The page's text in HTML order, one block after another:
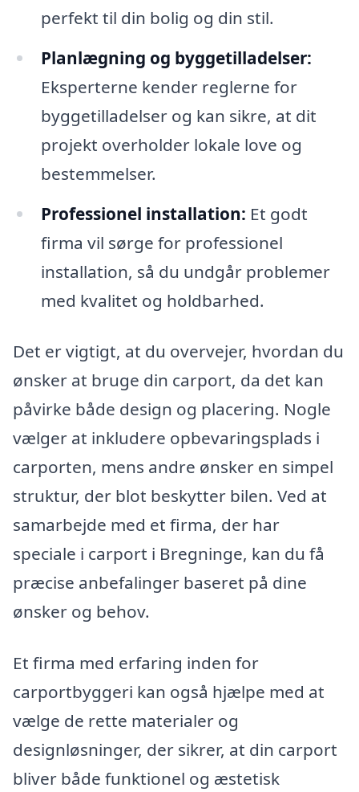
perfekt til din bolig og din stil.
Planlægning og byggetilladelser:
Eksperterne kender reglerne for
byggetilladelser og kan sikre, at dit
projekt overholder lokale love og
bestemmelser.
Professionel installation: Et godt
firma vil sørge for professionel
installation, så du undgår problemer
med kvalitet og holdbarhed.
Det er vigtigt, at du overvejer, hvordan du
ønsker at bruge din carport, da det kan
påvirke både design og placering. Nogle
vælger at inkludere opbevaringsplads i
carporten, mens andre ønsker en simpel
struktur, der blot beskytter bilen. Ved at
samarbejde med et firma, der har
speciale i carport i Bregninge, kan du få
præcise anbefalinger baseret på dine
ønsker og behov.
Et firma med erfaring inden for
carportbyggeri kan også hjælpe med at
vælge de rette materialer og
designløsninger, der sikrer, at din carport
bliver både funktionel og æstetisk